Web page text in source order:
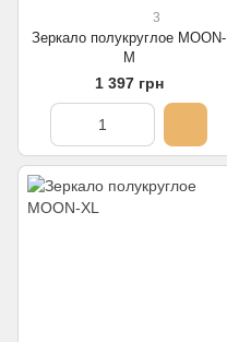
3
Зеркало полукруглое MOON-
M
1 397 грн